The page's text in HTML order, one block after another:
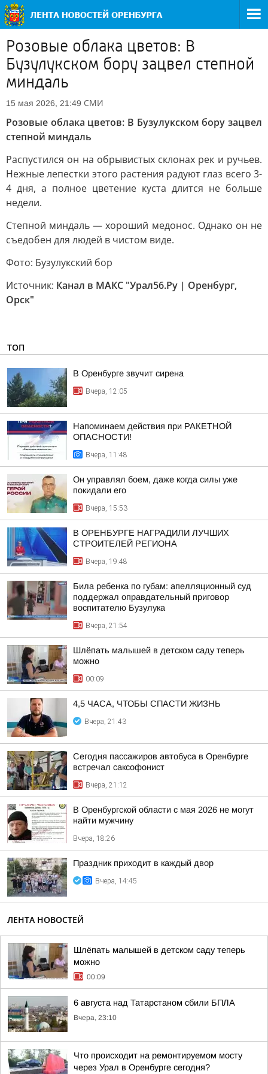
Розовые облака цветов: В
Бузулукском бору зацвел степной
миндаль
15 мая 2026, 21:49 СМИ
Розовые облака цветов: В Бузулукском бору зацвел
степной миндаль
Распустился он на обрывистых склонах рек и ручьев.
Нежные лепестки этого растения радуют глаз всего 3-
4 дня, а полное цветение куста длится не больше
недели.
Степной миндаль — хороший медонос. Однако он не
съедобен для людей в чистом виде.
Фото: Бузулукский бор
Источник: Канал в МАКС "Урал56.Ру | Оренбург,
Орск"
ТОП
В Оренбурге звучит сирена
Вчера, 12:05
Напоминаем действия при РАКЕТНОЙ
ОПАСНОСТИ!
Вчера, 11:48
Он управлял боем, даже когда силы уже
покидали его
Вчера, 15:53
В ОРЕНБУРГЕ НАГРАДИЛИ ЛУЧШИХ
СТРОИТЕЛЕЙ РЕГИОНА
Вчера, 19:48
Била ребенка по губам: апелляционный суд
поддержал оправдательный приговор
воспитателю Бузулука
Вчера, 21:54
Шлёпать малышей в детском саду теперь
можно
00:09
4,5 ЧАСА, ЧТОБЫ СПАСТИ ЖИЗНЬ
Вчера, 21:43
Сегодня пассажиров автобуса в Оренбурге
встречал саксофонист
Вчера, 21:12
В Оренбургской области с мая 2026 не могут
найти мужчину
Вчера, 18:26
Праздник приходит в каждый двор
Вчера, 14:45
ЛЕНТА НОВОСТЕЙ
Шлёпать малышей в детском саду теперь
можно
00:09
6 августа над Татарстаном сбили БПЛА
Вчера, 23:10
Что происходит на ремонтируемом мосту
через Урал в Оренбурге сегодня?